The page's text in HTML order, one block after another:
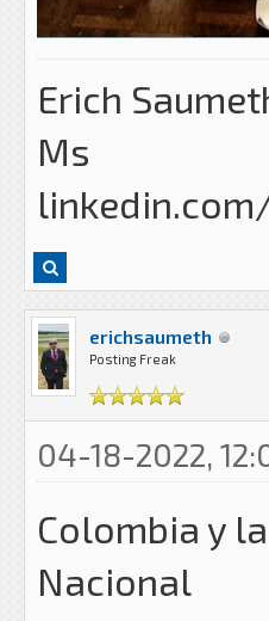
Erich
Ms
erichsaumeth
Posting Freak
04-18-2022,
Colombia y
Nacional